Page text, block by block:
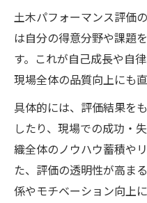
評価基準を可視
夫
自律的成長を促す土
土木パフォーマ
援する仕組み
明確な評価基準
響
土木パフォーマンス評価
は自分の得意分野や課題
す。これが自己成長や自
現場全体の品質向上にも直
具体的には、評価結果を
したり、現場での成功・
織全体のノウハウ蓄積や
た、評価の透明性が高ま
係やモチベーション向上に